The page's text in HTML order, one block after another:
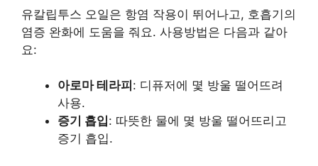
유칼립투스 오일은 항염 작용이 뛰어나고, 호흡기의
염증 완화에 도움을 줘요. 사용방법은 다음과 같아
요:
아로마 테라피 : 디퓨저에 몇 방울 떨어뜨려
사용.
증기 흡입: 따뜻한 물에 몇 방울 떨어뜨리고
증기 흡입.